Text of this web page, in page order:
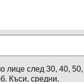
лице след 30, 40, 50,
Къси, средни,